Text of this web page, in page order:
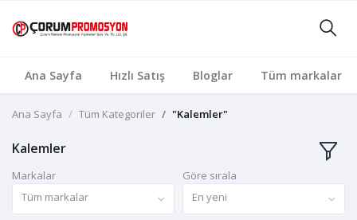
Ana Sayfa Hızlı Satış Bloglar Tüm markalar
Ana Sayfa Tüm Kategoriler "Kalemler"
Kalemler
Markalar
Tüm markalar
Göre sırala
En yeni